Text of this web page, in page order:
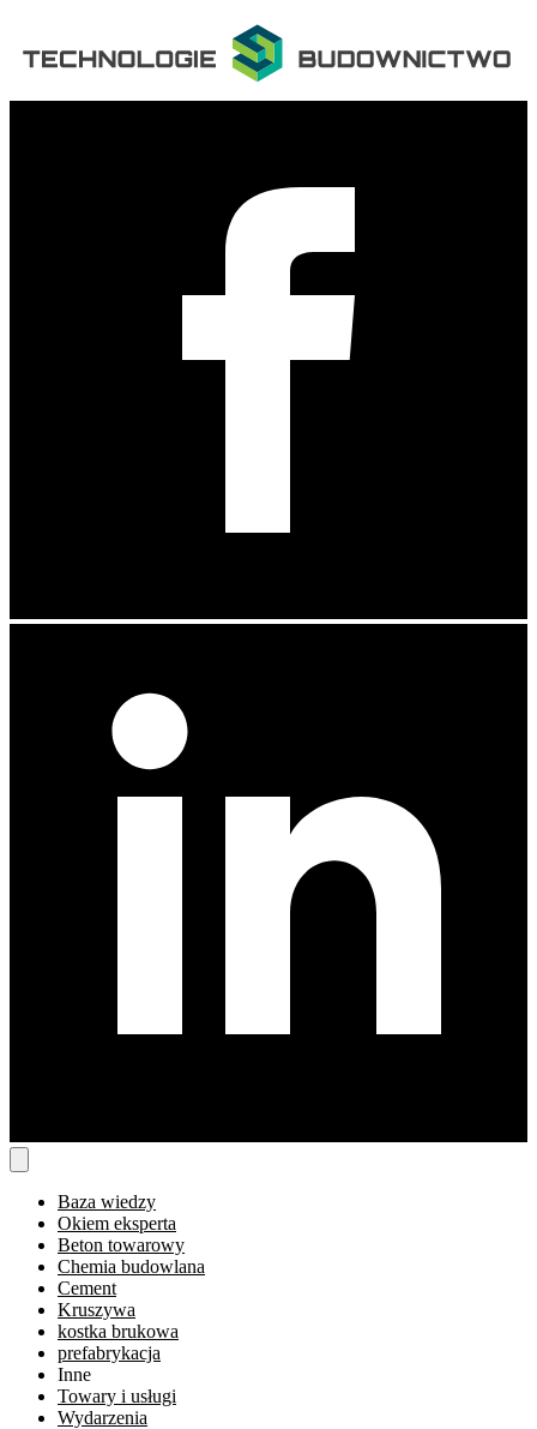
Baza wiedzy
Okiem eksperta
Beton towarowy
Chemia budowlana
Cement
Kruszywa
kostka brukowa
prefabrykacja
Inne
Towary i usługi
Wydarzenia